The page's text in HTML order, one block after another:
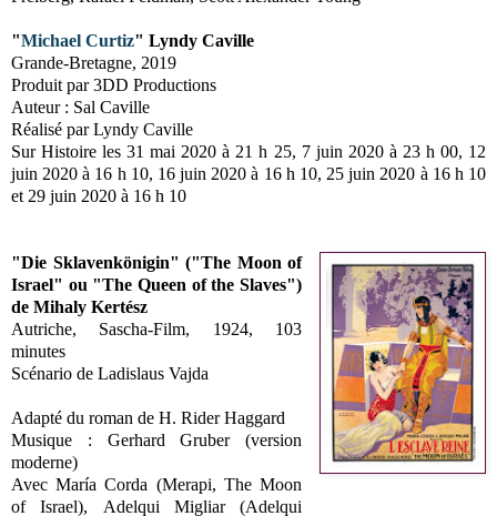
"Michael Curtiz" Lyndy Caville
Grande-Bretagne, 2019
Produit par 3DD Productions
Auteur : Sal Caville
Réalisé par Lyndy Caville
Sur Histoire les 31 mai 2020 à 21 h 25, 7 juin 2020 à 23 h 00, 12
juin 2020 à 16 h 10, 16 juin 2020 à 16 h 10, 25 juin 2020 à 16 h 10
et 29 juin 2020 à 16 h 10
"Die Sklavenkönigin" ("The Moon of
Israel" ou "The Queen of the Slaves")
de Mihaly Kertész
Autriche, Sascha-Film, 1924, 103
minutes
Scénario de Ladislaus Vajda
Adapté du roman de H. Rider Haggard
Musique : Gerhard Gruber (version
moderne)
Avec María Corda (Merapi, The Moon
of Israel), Adelqui Migliar (Adelqui